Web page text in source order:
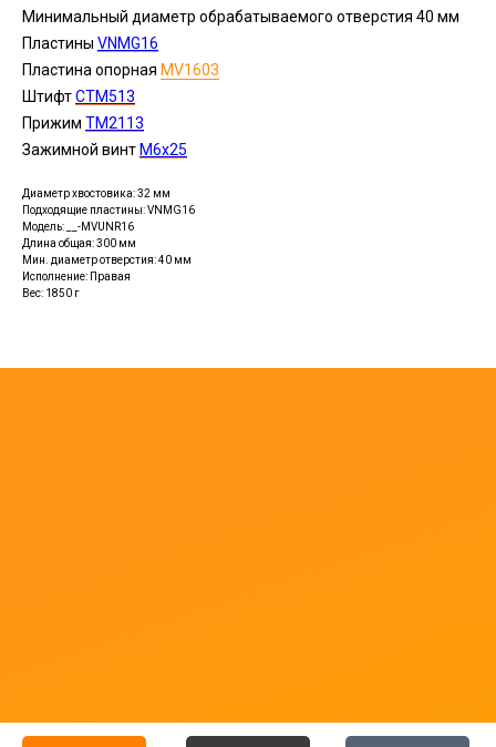
Минимальный диаметр обрабатываемого отверстия 40 мм
Пластины VNMG16
Пластина опорная MV1603
ШтифтCTM513
Прижим TM2113
Зажимной винт M6x25
Диаметр хвостовика: 32 мм
Подходящие пластины: VNMG16
Модель: __-MVUNR16
Длина общая: 300 мм
Мин. диаметр отверстия: 40 мм
Исполнение: Правая
Вес: 1850 г